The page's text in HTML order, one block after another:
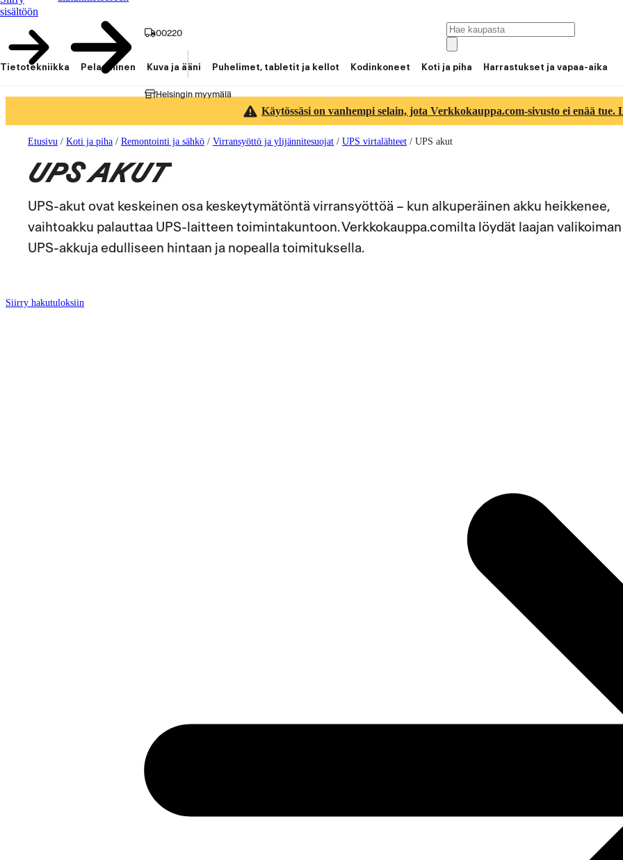
sisältöön
00220
Helsingin myymälä
Tietotekniikka Pelaaminen Kuva ja ääni Puhelimet, tabletit ja kellot Kodinkoneet Koti ja piha Harrastukset ja vapaa-aika
Käytössäsi on vanhempi selain, jota Verkkokauppa.com-sivusto ei enää tue.
Etusivu / Koti ja piha / Remontointi ja sähkö / Virransyöttö ja ylijännitesuojat / UPS virtalähteet / UPS akut
UPS AKUT
UPS-akut ovat keskeinen osa keskeytymätöntä virransyöttöä – kun alkuperäinen akku heikkenee,
vaihtoakku palauttaa UPS-laitteen toimintakuntoon. Verkkokauppa.comilta löydät laajan valikoiman
UPS-akkuja edulliseen hintaan ja nopealla toimituksella.
Siirry hakutuloksiin